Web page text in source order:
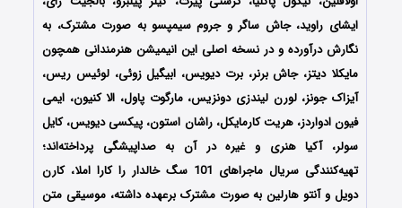
ایشای راوید، جاش ساگر و جروم سیمپسو به صورت مشترک، به
نگارش درآورده و در نسخه اصلی این انیمیشن هنرمندانی همچون
مایکلا دیتز، جاش برنر، برت دیویس، ابیگیل زوئی، لوئیس ریس،
آیزاک جونز، لورن لیندزی دونزیس، مارگوت پاول، الا کنیون، ایمی
فیون ادواردز، هریت کارمایکل، راشان استون، پیکسی دیویس، کایل
سولر، آکیا هنری و غیره در آن به صداپیشگی پرداخته‌‌اند؛
تهیه‌کنندگی سریال ماجراهای 101 سگ خالدار را کارا املا، کارن
دویل و آنتو هارلین به صورت مشترک برعهده داشته‌، موسیقی متن